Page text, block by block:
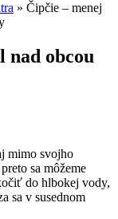
» Čipčie – menej
nad obcou
mimo svojho
sa môžeme
do hlbokej vody,
sa v susednom